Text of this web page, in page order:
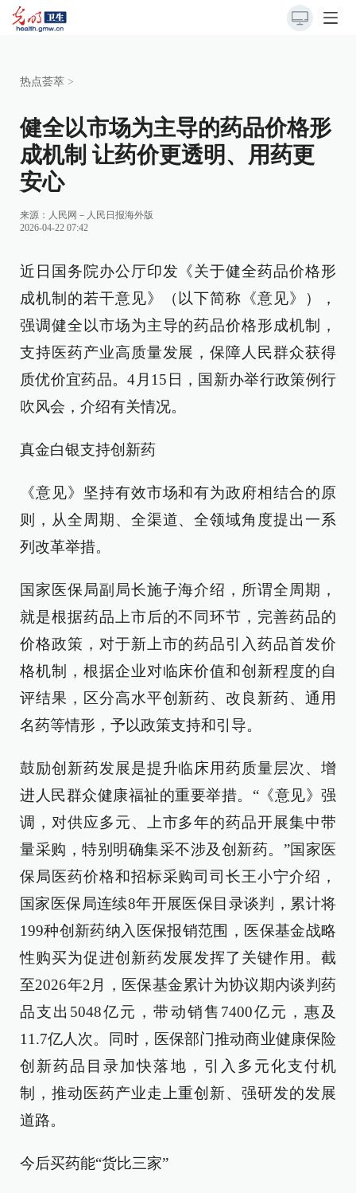
热点荟萃 >
健全以市场为主导的药品价格形
成机制 让药价更透明、用药更
安心
来源： 人民网－人民日报海外版
2026-04-22 07:42
近日国务院办公厅印发《关于健全药品价格形
成机制的若干意见》（以下简称《意见》），
强调健全以市场为主导的药品价格形成机制，
支持医药产业高质量发展，保障人民群众获得
质优价宜药品。4月15日，国新办举行政策例行
吹风会，介绍有关情况。
真金白银支持创新药
《意见》坚持有效市场和有为政府相结合的原
则，从全周期、全渠道、全领域角度提出一系
列改革举措。
国家医保局副局长施子海介绍，所谓全周期，
就是根据药品上市后的不同环节，完善药品的
价格政策，对于新上市的药品引入药品首发价
格机制，根据企业对临床价值和创新程度的自
评结果，区分高水平创新药、改良新药、通用
名药等情形，予以政策支持和引导。
鼓励创新药发展是提升临床用药质量层次、增
进人民群众健康福祉的重要举措。“《意见》强
调，对供应多元、上市多年的药品开展集中带
量采购，特别明确集采不涉及创新药。”国家医
保局医药价格和招标采购司司长王小宁介绍，
国家医保局连续8年开展医保目录谈判，累计将
199种创新药纳入医保报销范围，医保基金战略
性购买为促进创新药发展发挥了关键作用。截
至2026年2月，医保基金累计为协议期内谈判药
品支出5048亿元，带动销售7400亿元，惠及
11.7亿人次。同时，医保部门推动商业健康保险
创新药品目录加快落地，引入多元化支付机
制，推动医药产业走上重创新、强研发的发展
道路。
今后买药能“货比三家”